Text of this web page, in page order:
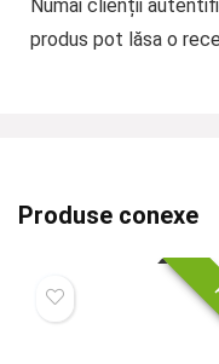
Numai clienții
produs pot lăsa o
Produse conexe